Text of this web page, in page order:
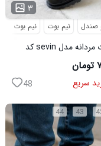
۳
نیم بوت نیم بوت
نیم بوت مردانه مدل sevin کد
سریع 48
43
44